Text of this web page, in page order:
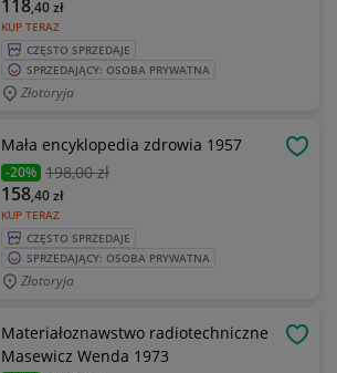
KUP TERAZ
118,40zł
CZĘSTO SPRZEDAJE
SPRZEDAJĄCY: OSOBA PRYWATNA
Złotoryja
Mała encyklopedia zdrowia 1957
-20% 198,00 zł
KUP TERAZ
158,40zł
CZĘSTO SPRZEDAJE
SPRZEDAJĄCY: OSOBA PRYWATNA
Złotoryja
Materiałoznawstwo radiotechniczne
Masewicz Wenda 1973